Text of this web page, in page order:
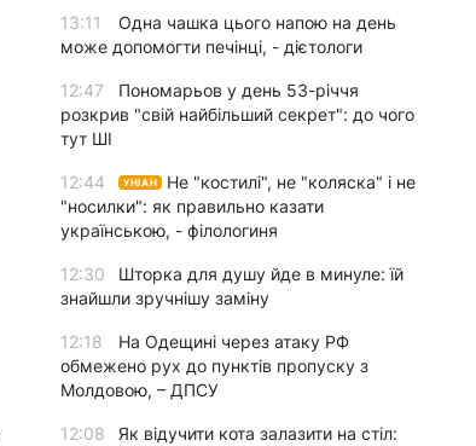
13:11
Одна чашка цього напою на день
може допомогти печінці, - дієтологи
12:47
Пономарьов у день 53-річчя
розкрив "свій найбільший секрет": до чого
тут ШІ
12:44 УНІАН
Не "костилі", не "коляска" і не
"носилки": як правильно казати
українською, - філологиня
12:30
Шторка для душу йде в минуле: їй
знайшли зручнішу заміну
12:18
На Одещині через атаку РФ
обмежено рух до пунктів пропуску з
Молдовою, – ДПСУ
12:08
Як відучити кота залазити на стіл: